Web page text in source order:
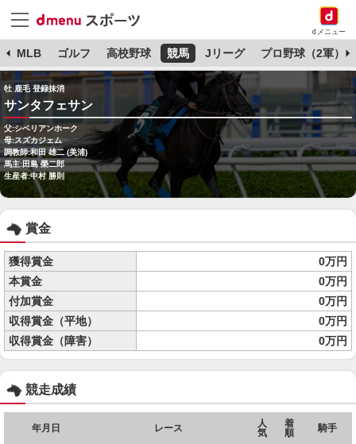
dメニュー
MLB ゴルフ 高校野球 競馬 Jリーグ プロ野球（2軍）
牡 鹿毛 登録抹消
サンタフェサン
父:シベリアンホーク
母:スズカジェム
調教師:和田 雄二 (美浦)
馬主:田島 榮二郎
生産者:中村 勝則
賞金
獲得賞金
0万円
本賞金
0万円
付加賞金
0万円
収得賞金（平地）
0万円
収得賞金（障害）
0万円
競走成績
年月日 レース
人
気
着
順
騎手